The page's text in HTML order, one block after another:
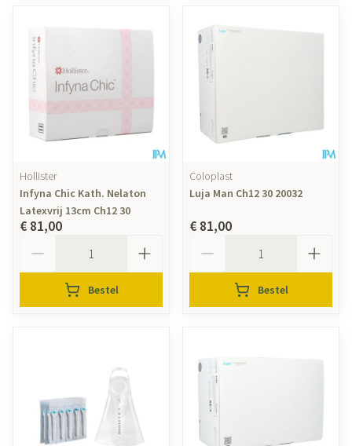
Hollister
Infyna Chic Kath. Nelaton
Latexvrij 13cm Ch12 30
€ 81,00
Bestel
Coloplast
Luja Man Ch12 30 20032
€ 81,00
Bestel